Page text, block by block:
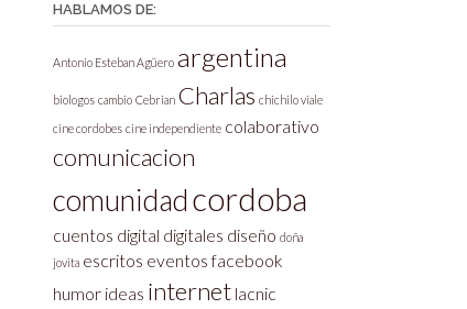
HABLAMOS DE:
Antonio Esteban Agüero argentina
biologos cambio Cebrian Charlas chichilo viale
cine cordobes cine independiente colaborativo
comunicacion
comunidadcordoba
cuentos digital digitales diseño doña
jovita escritos eventos facebook
humor ideas internet lacnic